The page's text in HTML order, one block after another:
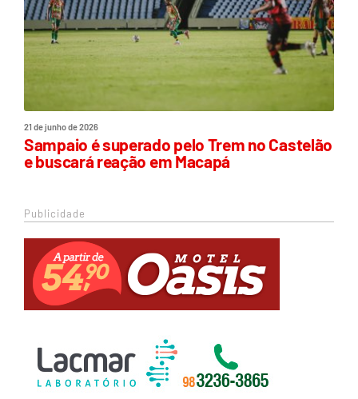
21 de junho de 2026
Sampaio é superado pelo Trem no Castelão
e buscará reação em Macapá
Publicidade